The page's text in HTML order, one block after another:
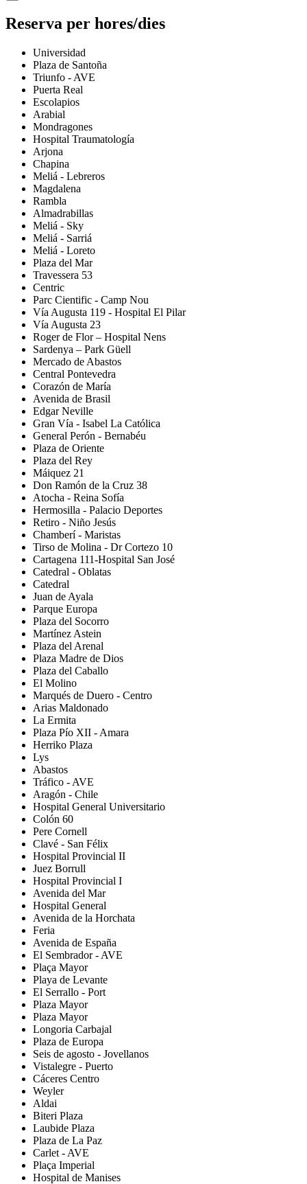
Reserva per hores/dies
Universidad
Plaza de Santoña
Triunfo - AVE
Puerta Real
Escolapios
Arabial
Mondragones
Hospital Traumatología
Arjona
Chapina
Meliá - Lebreros
Magdalena
Rambla
Almadrabillas
Meliá - Sky
Meliá - Sarriá
Meliá - Loreto
Plaza del Mar
Travessera 53
Centric
Parc Cientific - Camp Nou
Vía Augusta 119 - Hospital El Pilar
Vía Augusta 23
Roger de Flor – Hospital Nens
Sardenya – Park Güell
Mercado de Abastos
Central Pontevedra
Corazón de María
Avenida de Brasil
Edgar Neville
Gran Vía - Isabel La Católica
General Perón - Bernabéu
Plaza de Oriente
Plaza del Rey
Máiquez 21
Don Ramón de la Cruz 38
Atocha - Reina Sofía
Hermosilla - Palacio Deportes
Retiro - Niño Jesús
Chamberí - Maristas
Tirso de Molina - Dr Cortezo 10
Cartagena 111-Hospital San José
Catedral - Oblatas
Catedral
Juan de Ayala
Parque Europa
Plaza del Socorro
Martínez Astein
Plaza del Arenal
Plaza Madre de Dios
Plaza del Caballo
El Molino
Marqués de Duero - Centro
Arias Maldonado
La Ermita
Plaza Pío XII - Amara
Herriko Plaza
Lys
Abastos
Tráfico - AVE
Aragón - Chile
Hospital General Universitario
Colón 60
Pere Cornell
Clavé - San Félix
Hospital Provincial II
Juez Borrull
Hospital Provincial I
Avenida del Mar
Hospital General
Avenida de la Horchata
Feria
Avenida de España
El Sembrador - AVE
Plaça Mayor
Playa de Levante
El Serrallo - Port
Plaza Mayor
Plaza Mayor
Longoria Carbajal
Plaza de Europa
Seis de agosto - Jovellanos
Vistalegre - Puerto
Cáceres Centro
Weyler
Aldai
Biteri Plaza
Laubide Plaza
Plaza de La Paz
Carlet - AVE
Plaça Imperial
Hospital de Manises